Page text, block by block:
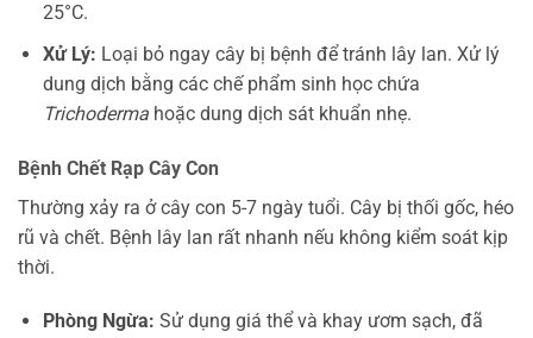
25°C.
Xử Lý: Loại bỏ ngay cây bị bệnh để tránh lây lan. Xử lý
dung dịch bằng các chế phẩm sinh học chứa
Trichodermahoặc dung dịch sát khuẩn nhẹ.
Bệnh Chết Rạp Cây Con
Thường xảy ra ở cây con 5-7 ngày tuổi. Cây bị thối gốc, héo
rũ và chết. Bệnh lây lan rất nhanh nếu không kiểm soát kịp
thời.
Phòng Ngừa: Sử dụng giá thể và khay ươm sạch, đã